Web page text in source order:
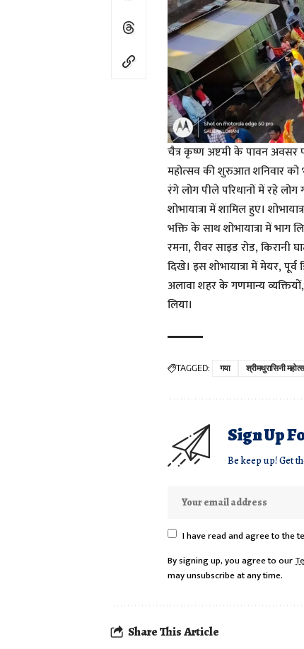
चैत्र कृष्ण अष्टमी के पावन अवसर
महोत्सव की शुरुआत शनिवार को
रंगे लोग पीले परिधानों में रहे
शोभायात्रा में शामिल हुए।
भक्ति के साथ शोभायात्रा में भाग
रमना, रीवर साइड रोड,
दिखे। इस शोभायात्रा में मेयर,
अलावा शहर के गणमान्य
लिया।
TAGGED: गया श्रीमथुरासिनी
Sign Up
Be keep up! Get
I have read and agree to the
By signing up, you agree to our
may unsubscribe at any time.
Share This Article